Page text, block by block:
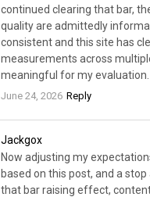
continued clearing that bar,
quality are admittedly
consistent and this site has
measurements across
meaningful for my evaluation.
June 24, 2026 Reply
Jackgox
Now adjusting my
based on this post, and a stop
that bar raising effect,